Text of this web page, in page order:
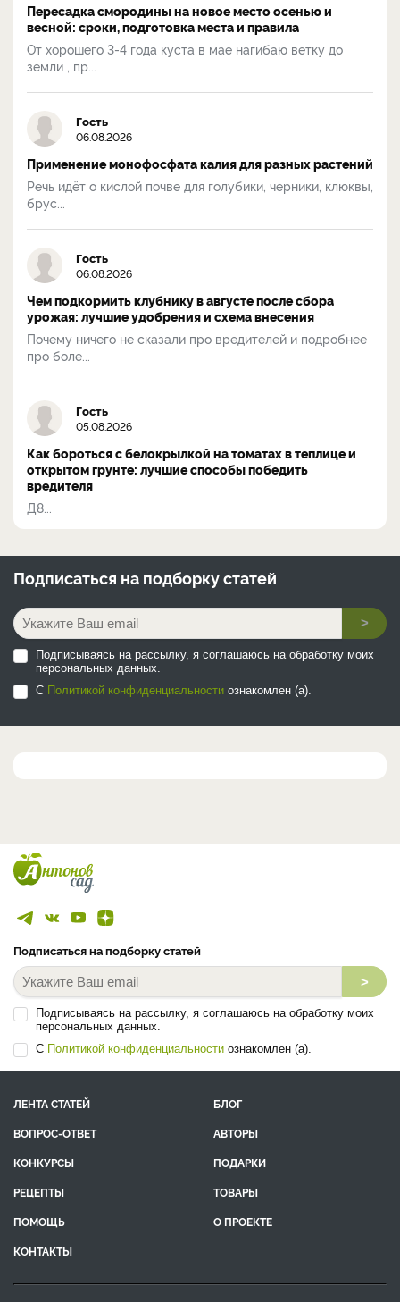
Пересадка смородины на новое место осенью и
весной: сроки, подготовка места и правила
От хорошего 3-4 года куста в мае нагибаю ветку до
земли , пр...
Гость
06.08.2026
Применение монофосфата калия для разных растений
Речь идёт о кислой почве для голубики, черники, клюквы,
брус...
Гость
06.08.2026
Чем подкормить клубнику в августе после сбора
урожая: лучшие удобрения и схема внесения
Почему ничего не сказали про вредителей и подробнее
про боле...
Гость
05.08.2026
Как бороться с белокрылкой на томатах в теплице и
открытом грунте: лучшие способы победить
вредителя
Д8...
Подписаться на подборку статей
>
Подписываясь на рассылку, я соглашаюсь на обработку моих
персональных данных.
С Политикой конфиденциальности ознакомлен (а).
Подписаться на подборку статей
>
Подписываясь на рассылку, я соглашаюсь на обработку моих
персональных данных.
С Политикой конфиденциальности ознакомлен (а).
ЛЕНТА СТАТЕЙ
БЛОГ
ВОПРОС-ОТВЕТ
АВТОРЫ
КОНКУРСЫ
ПОДАРКИ
РЕЦЕПТЫ
ТОВАРЫ
ПОМОЩЬ
О ПРОЕКТЕ
КОНТАКТЫ